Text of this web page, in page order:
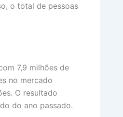
o total de pessoas
7,9 milhões de
no mercado
O resultado
do ano passado.